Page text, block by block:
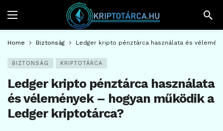
Home Biztonság Ledger kripto pénztárca használata és
BIZTONSÁG KRIPTOTÁRCA
Ledger kripto pénztárca használata
és vélemények – hogyan működik a
Ledger kriptotárca?